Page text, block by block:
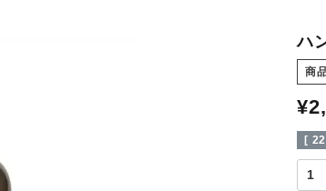
ハ
商
¥
[ 22